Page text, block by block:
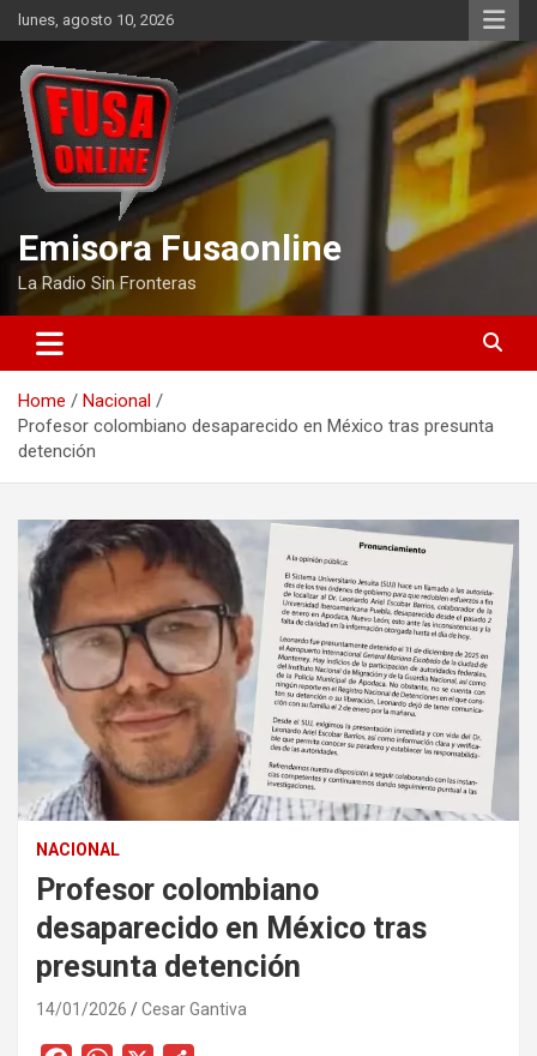
Skip
to
content
lunes, agosto 10, 2026
Emisora Fusaonline
La Radio Sin Fronteras
Home
Nacional
Profesor colombiano desaparecido en México tras presunta
detención
NACIONAL
Profesor colombiano
desaparecido en México tras
presunta detención
14/01/2026 Cesar Gantiva